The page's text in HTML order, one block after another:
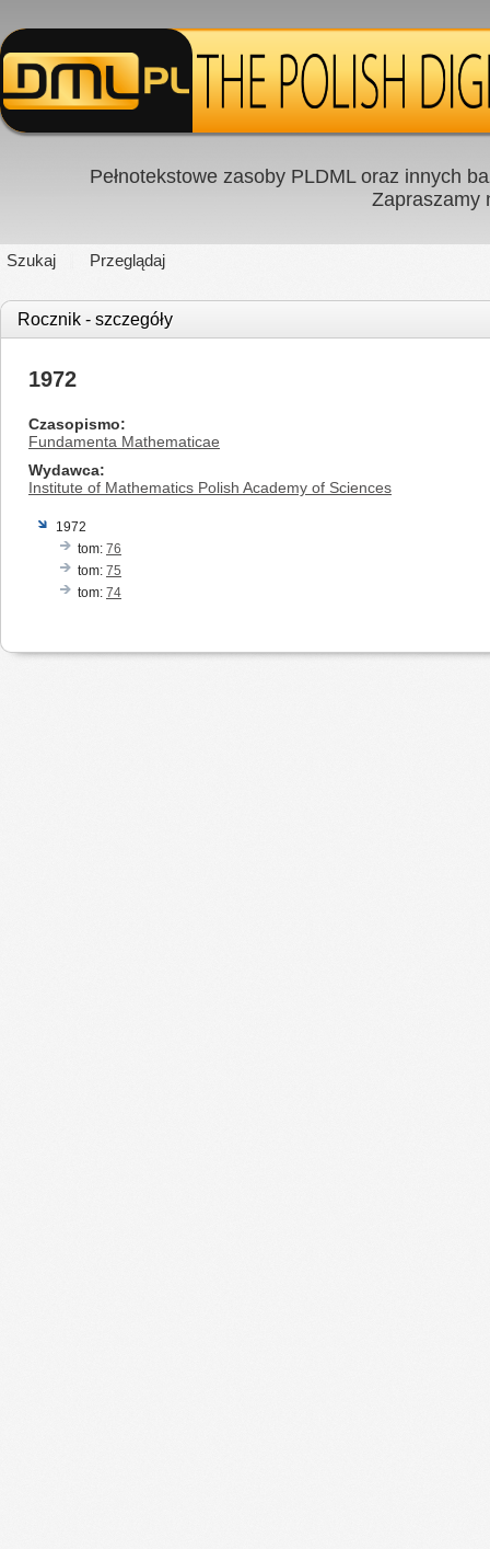
Pełnotekstowe zasoby PLDML oraz innych
Zapraszamy
Szukaj Przeglądaj
Rocznik - szczegóły
1972
Czasopismo
Fundamenta Mathematicae
Wydawca
Institute of Mathematics Polish Academy of Sciences
1972
tom: 76
tom: 75
tom: 74